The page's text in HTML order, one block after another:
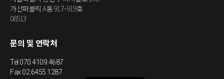
가산퍼블릭 A동 917~919호
08513
문의 및 연락처
Tel 070.4109.4687
Fax 02.6455.1287